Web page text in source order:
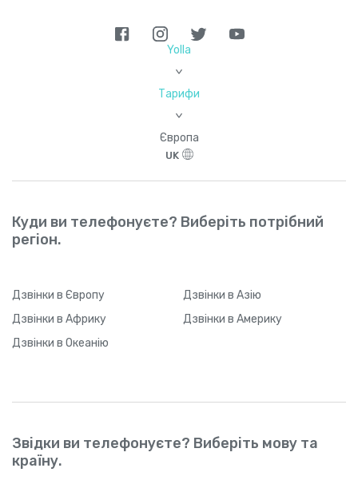
Yolla
>
Тарифи
>
Європа
UK
Куди ви телефонуєте? Виберіть потрібний
регіон.
Дзвінки в Європу Дзвінки в Азію
Дзвінки в Африку Дзвінки в Америку
Дзвінки в Океанію
Звідки ви телефонуєте? Виберіть мову та
країну.